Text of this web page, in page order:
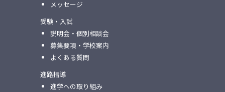
メッセージ
受験・入試
説明会・個別相談会
募集要項・学校案内
よくある質問
進路指導
進学への取り組み